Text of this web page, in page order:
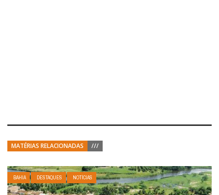
MATÉRIAS RELACIONADAS ///
BAHIA DESTAQUES NOTÍCIAS